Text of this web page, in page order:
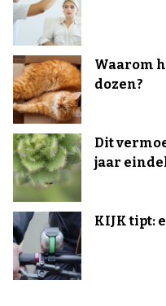
Waarom
dozen?
Dit
jaar
KIJK tipt: